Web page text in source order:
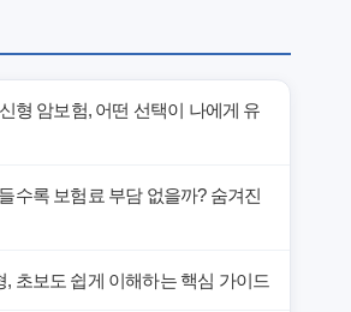
형 암보험, 어떤 선택이 나에게 유
수록 보험료 부담 없을까? 숨겨진
초보도 쉽게 이해하는 핵심 가이드